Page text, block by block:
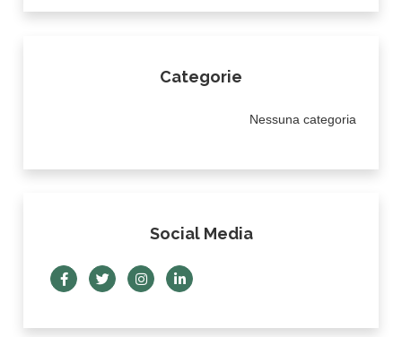
Categorie
Nessuna categoria
Social Media